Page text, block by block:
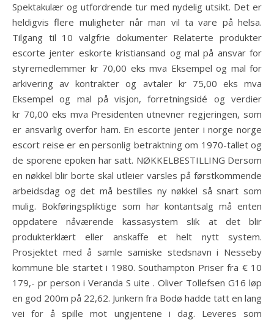
Spektakulær og utfordrende tur med nydelig utsikt. Det er
heldigvis flere muligheter når man vil ta vare på helsa.
Tilgang til 10 valgfrie dokumenter Relaterte produkter
escorte jenter eskorte kristiansand og mal på ansvar for
styremedlemmer kr 70,00 eks mva Eksempel og mal for
arkivering av kontrakter og avtaler kr 75,00 eks mva
Eksempel og mal på visjon, forretningsidé og verdier
kr 70,00 eks mva Presidenten utnevner regjeringen, som
er ansvarlig overfor ham. En escorte jenter i norge norge
escort reise er en personlig betraktning om 1970-tallet og
de sporene epoken har satt. NØKKELBESTILLING Dersom
en nøkkel blir borte skal utleier varsles på førstkommende
arbeidsdag og det må bestilles ny nøkkel så snart som
mulig. Bokføringspliktige som har kontantsalg må enten
oppdatere nåværende kassasystem slik at det blir
produkterklært eller anskaffe et helt nytt system.
Prosjektet med å samle samiske stedsnavn i Nesseby
kommune ble startet i 1980. Southampton Priser fra € 10
179,- pr person i Veranda S uite . Oliver Tollefsen G16 løp
en god 200m på 22,62. Junkern fra Bodø hadde tatt en lang
vei for å spille mot ungjentene i dag. Leveres som